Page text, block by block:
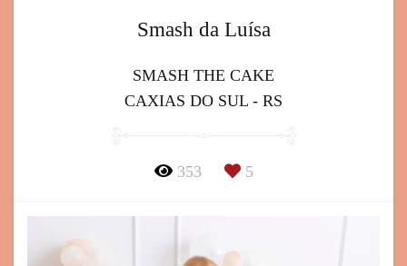
Smash da Luísa
SMASH THE CAKE
CAXIAS DO SUL - RS
353 5